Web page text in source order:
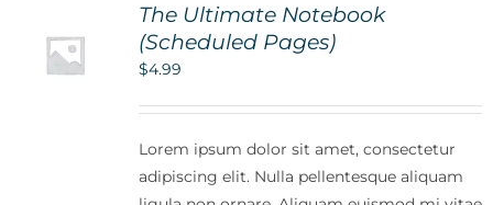
The Ultimate Notebook
(Scheduled Pages)
$4.99
Lorem ipsum dolor sit amet, consectetur
adipiscing elit. Nulla pellentesque aliquam